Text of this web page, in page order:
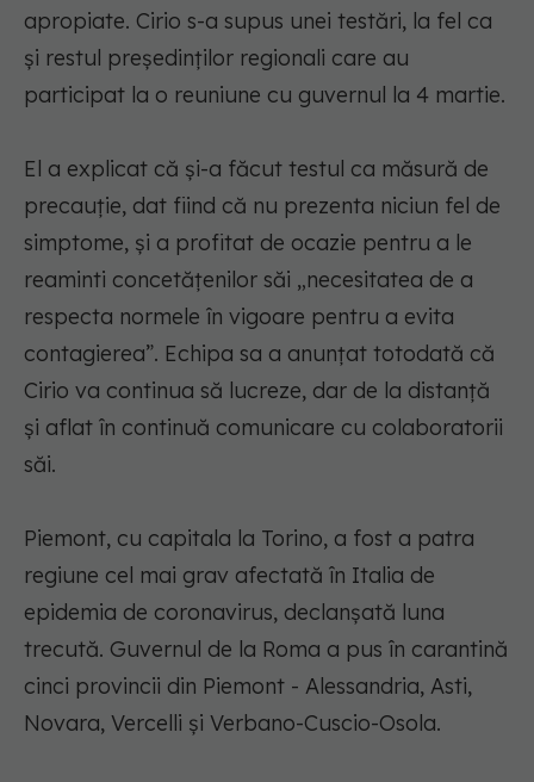
apropiate. Cirio s-a supus unei testări, la fel ca
şi restul preşedinţilor regionali care au
participat la o reuniune cu guvernul la 4 martie.
El a explicat că şi-a făcut testul ca măsură de
precauţie, dat fiind că nu prezenta niciun fel de
simptome, şi a profitat de ocazie pentru a le
reaminti concetăţenilor săi „necesitatea de a
respecta normele în vigoare pentru a evita
contagierea”. Echipa sa a anunţat totodată că
Cirio va continua să lucreze, dar de la distanţă
şi aflat în continuă comunicare cu colaboratorii
săi.
Piemont, cu capitala la Torino, a fost a patra
regiune cel mai grav afectată în Italia de
epidemia de coronavirus, declanşată luna
trecută. Guvernul de la Roma a pus în carantină
cinci provincii din Piemont - Alessandria, Asti,
Novara, Vercelli şi Verbano-Cuscio-Osola.